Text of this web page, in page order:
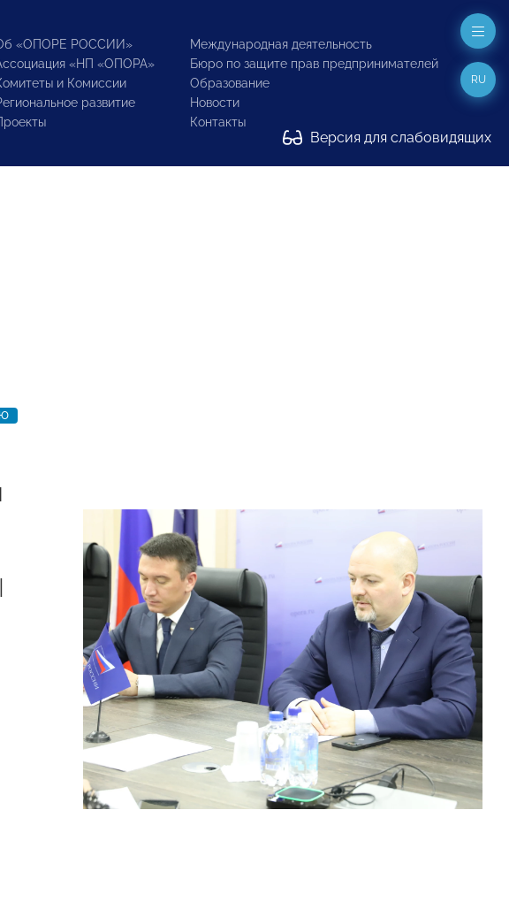
«ОПОРЕ РОССИИ»
«НП «ОПОРА»
и Комиссии
развитие
Международная деятельность
Бюро по защите прав предпринимателей
Образование
Новости
Контакты
Версия для слабовидящих
RU